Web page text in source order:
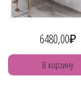
6480,00₽
В корзину